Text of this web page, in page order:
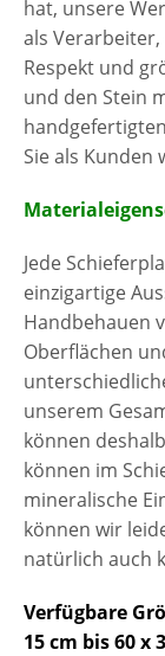
hat, unsere
als
Respekt und
und den Stein
Sie als Kunden
Jede
einzigartige
Handbehauen
Oberflächen
unserem
können
können im
mineralische
können wir
natürlich auch
Verfügbare
15 cm bis 60 x